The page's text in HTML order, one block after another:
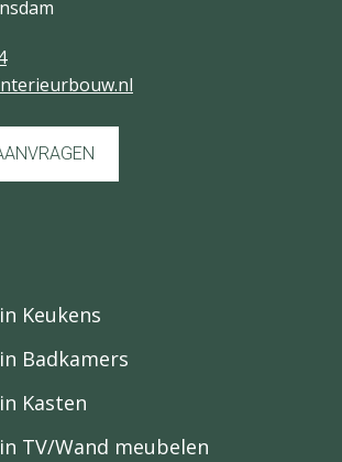
Keukens
Badkamers
Kasten
TV/Wand meubelen